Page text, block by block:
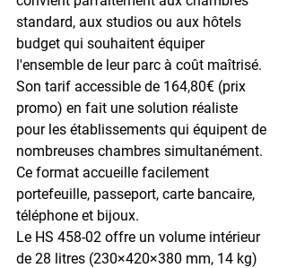
standard, aux studios ou aux hôtels
budget qui souhaitent équiper
l'ensemble de leur parc à coût maîtrisé.
Son tarif accessible de 164,80€ (prix
promo) en fait une solution réaliste
pour les établissements qui équipent de
nombreuses chambres simultanément.
Ce format accueille facilement
portefeuille, passeport, carte bancaire,
téléphone et bijoux.
Le HS 458-02 offre un volume intérieur
de 28 litres (230×420×380 mm, 14 kg)